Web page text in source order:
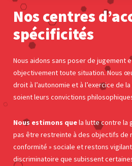
Nos centres
spécificités
Nous aidons sans poser de jugement
objectivement toute situation. Nous
droit à l’autonomie et à l’exercice de
soient leurs convictions
Nous estimons quela lutte contre la
pas être restreinte à des objectifs de
conformité » sociale et restons
discriminatoire que subissent